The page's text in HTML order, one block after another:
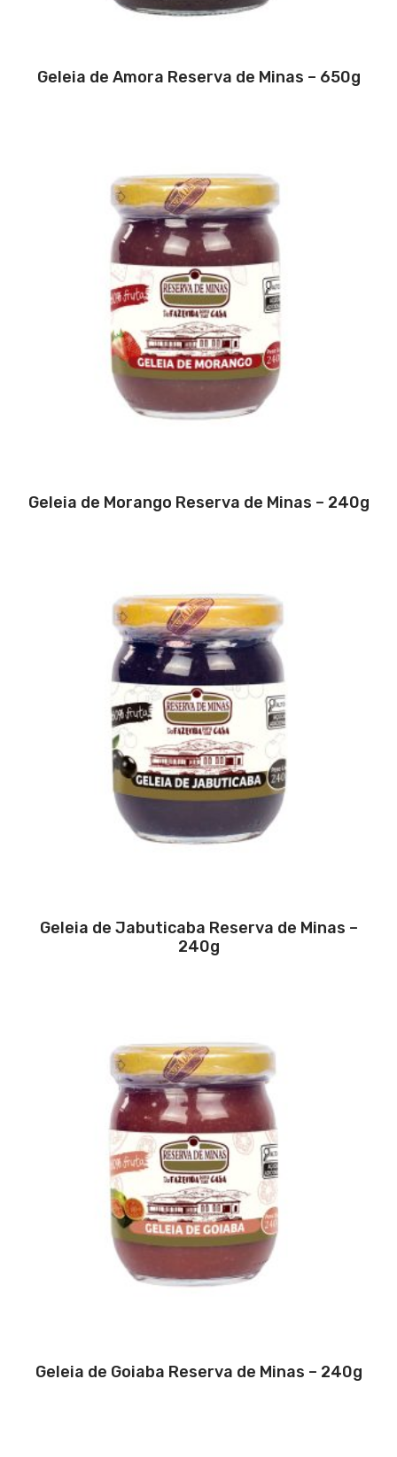
Geleia de Amora Reserva de Minas – 650g
Geleia de Morango Reserva de Minas – 240g
Geleia de Jabuticaba Reserva de Minas –
240g
Geleia de Goiaba Reserva de Minas – 240g